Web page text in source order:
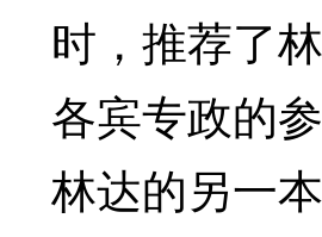
时，推荐了
各宾专政的
林达的另一